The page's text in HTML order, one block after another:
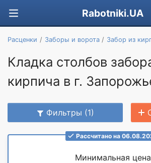
Rabotniki.UA
Расценки Заборы и ворота Забор из
Кладка столбов
кирпича в г.
Фильтры (1)
Рассчитано на
Минимальная цена